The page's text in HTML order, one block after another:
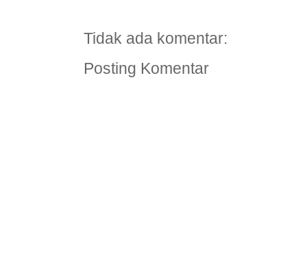
Tidak ada komentar:
Posting Komentar